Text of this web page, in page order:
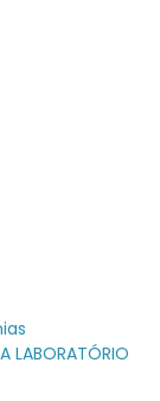
LABORATÓRIO